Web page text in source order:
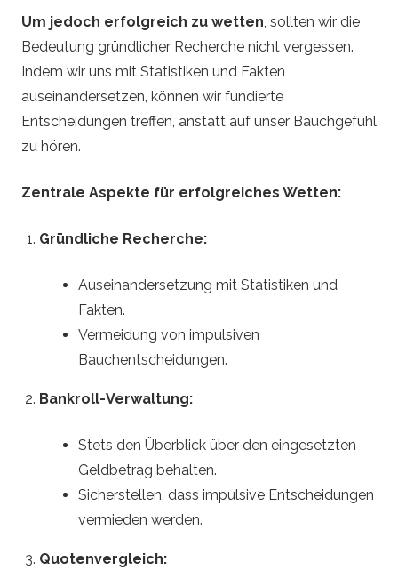
Um jedoch erfolgreich zu wetten, sollten wir die
Bedeutung gründlicher Recherche nicht vergessen.
Indem wir uns mit Statistiken und Fakten
auseinandersetzen, können wir fundierte
Entscheidungen treffen, anstatt auf unser Bauchgefühl
zu hören.
Zentrale Aspekte für erfolgreiches Wetten:
Gründliche Recherche:
Auseinandersetzung mit Statistiken und
Fakten.
Vermeidung von impulsiven
Bauchentscheidungen.
Bankroll-Verwaltung:
Stets den Überblick über den eingesetzten
Geldbetrag behalten.
Sicherstellen, dass impulsive Entscheidungen
vermieden werden.
Quotenvergleich: